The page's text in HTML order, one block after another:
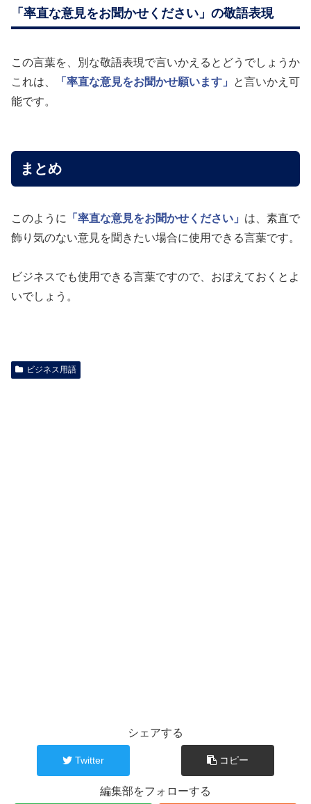
「率直な意見をお聞かせください」の敬語表現
この言葉を、別な敬語表現で言いかえるとどうでしょうか
これは、
「率直な意見をお聞かせ願います」
と言いかえ可
能です。
まとめ
このように 「率直な意見をお聞かせください」 は、素直で
飾り気のない意見を聞きたい場合に使用できる言葉です。
ビジネスでも使用できる言葉ですので、おぼえておくとよ
いでしょう。
ビジネス用語
シェアする
Twitter コピー
編集部をフォローする